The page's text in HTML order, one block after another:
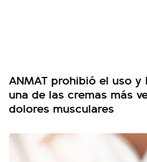
ANMAT prohibió el uso
una de las cremas más
dolores musculares